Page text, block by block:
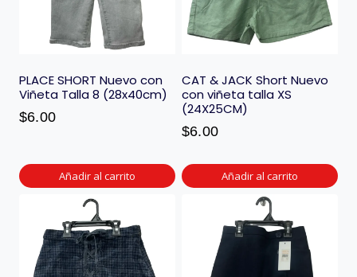
PLACE SHORT Nuevo con
Viñeta Talla 8 (28x40cm)
$6.00
Añadir al carrito
CAT & JACK Short Nuevo
con viñeta talla XS
(24X25CM)
$6.00
Añadir al carrito